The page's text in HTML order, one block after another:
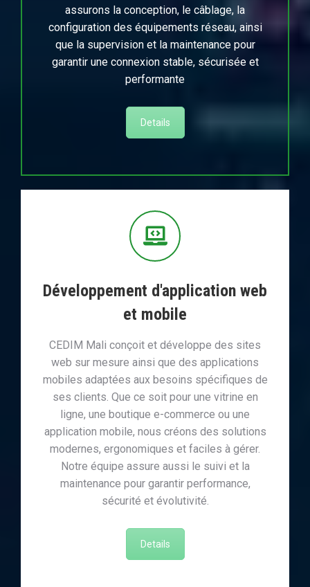
assurons la conception, le câblage, la
configuration des équipements réseau, ainsi
que la supervision et la maintenance pour
garantir une connexion stable, sécurisée et
performante
Details
Développement d'application web
et mobile
CEDIM Mali conçoit et développe des sites
web sur mesure ainsi que des applications
mobiles adaptées aux besoins spécifiques de
ses clients. Que ce soit pour une vitrine en
ligne, une boutique e-commerce ou une
application mobile, nous créons des solutions
modernes, ergonomiques et faciles à gérer.
Notre équipe assure aussi le suivi et la
maintenance pour garantir performance,
sécurité et évolutivité.
Details